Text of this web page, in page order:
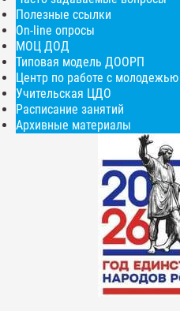
Полезные ссылки
On-line опросы
МОЦ ДОД
Типовая модель ДООРП
Центр по работе с молодежью
Учительская ЦДО
Расписание занятий
Архивные материалы